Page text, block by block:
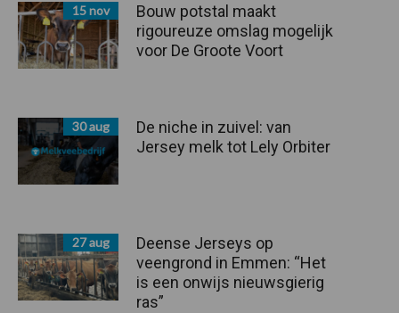
15 nov
Bouw potstal maakt
rigoureuze omslag mogelijk
voor De Groote Voort
30 aug
De niche in zuivel: van
Jersey melk tot Lely Orbiter
27 aug
Deense Jerseys op
veengrond in Emmen: “Het
is een onwijs nieuwsgierig
ras”